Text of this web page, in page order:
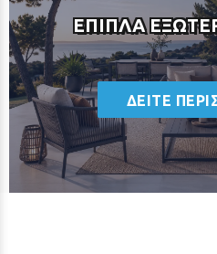
ΕΠΙΠΛΑ
ΔΕΙΤΕ